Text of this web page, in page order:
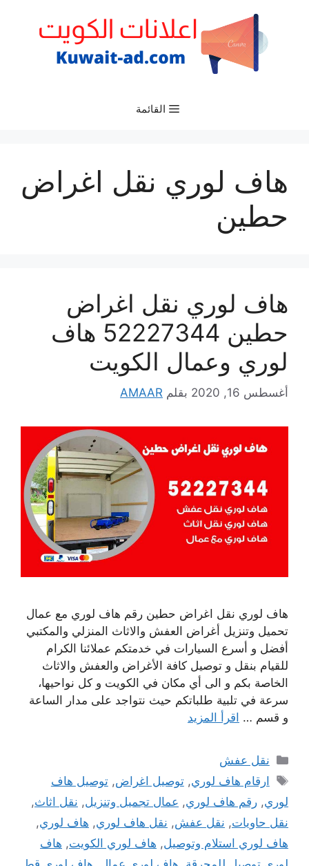
القائمة
هاف لوري نقل اغراض
حطين
هاف لوري نقل اغراض
حطين 52227344 هاف
لوري وعمال الكويت
أغسطس 16, 2020 بقلم AMAAR
هاف لوري نقل اغراض حطين رقم هاف لوري مع عمال
تحميل وتنزيل أغراض العفش والاثاث المنزلي والمكتبي
أفضل و أسرع السيارات في خدمتكم عملائنا الكرام
للقيام بنقل و توصيل كافة الأغراض والعفش والاثاث
الخاصة بكم و الى أي مكان في الكويت و كل نواحيها،
سرعة في تلبية طلباتكم حيث نتواجد على مدار الساعة
و قسم … اقرأ المزيد
التصنيفات
نقل عفش
الوسوم
ارقام هاف لوري,توصيل اغراض,توصيل هاف
لوري, رقم هاف لوري, عمال تجميل وتنزيل, نقل اثاث,
نقل حاويات, نقل عفش, نقل هاف لوري, هاف لوري,
هاف لوري استلام وتوصيل, هاف لوري الكويت, هاف